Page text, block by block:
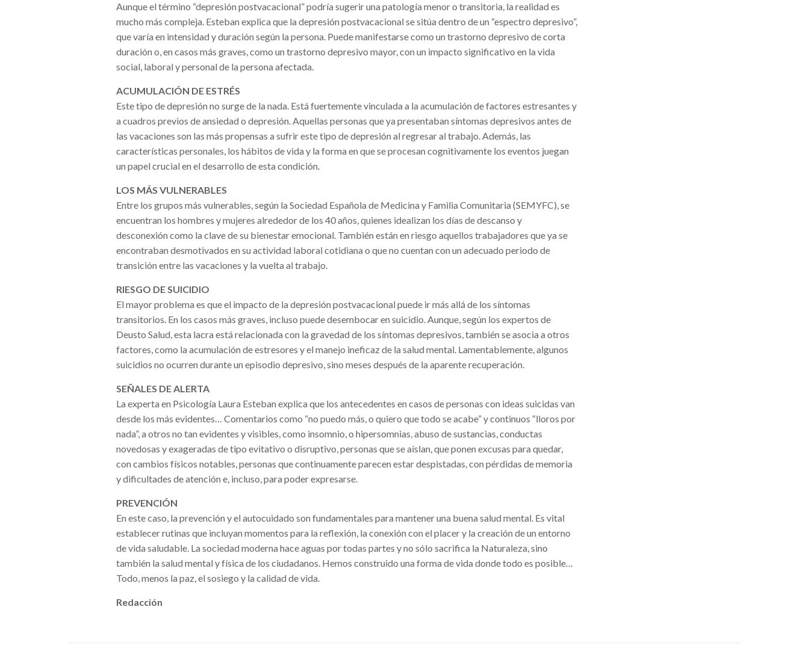
Aunque el término “depresión postvacacional” podría sugerir una patología menor o transitoria, la realidad es
mucho más compleja. Esteban explica que la depresión postvacacional se sitúa dentro de un “espectro depresivo”,
que varía en intensidad y duración según la persona. Puede manifestarse como un trastorno depresivo de corta
duración o, en casos más graves, como un trastorno depresivo mayor, con un impacto significativo en la vida
social, laboral y personal de la persona afectada.
ACUMULACIÓN DE ESTRÉS
Este tipo de depresión no surge de la nada. Está fuertemente vinculada a la acumulación de factores estresantes y
a cuadros previos de ansiedad o depresión. Aquellas personas que ya presentaban síntomas depresivos antes de
las vacaciones son las más propensas a sufrir este tipo de depresión al regresar al trabajo. Además, las
características personales, los hábitos de vida y la forma en que se procesan cognitivamente los eventos juegan
un papel crucial en el desarrollo de esta condición.
LOS MÁS VULNERABLES
Entre los grupos más vulnerables, según la Sociedad Española de Medicina y Familia Comunitaria (SEMYFC), se
encuentran los hombres y mujeres alrededor de los 40 años, quienes idealizan los días de descanso y
desconexión como la clave de su bienestar emocional. También están en riesgo aquellos trabajadores que ya se
encontraban desmotivados en su actividad laboral cotidiana o que no cuentan con un adecuado periodo de
transición entre las vacaciones y la vuelta al trabajo.
RIESGO DE SUICIDIO
El mayor problema es que el impacto de la depresión postvacacional puede ir más allá de los síntomas
transitorios. En los casos más graves, incluso puede desembocar en suicidio. Aunque, según los expertos de
Deusto Salud, esta lacra está relacionada con la gravedad de los síntomas depresivos, también se asocia a otros
factores, como la acumulación de estresores y el manejo ineficaz de la salud mental. Lamentablemente, algunos
suicidios no ocurren durante un episodio depresivo, sino meses después de la aparente recuperación.
SEÑALES DE ALERTA
La experta en Psicología Laura Esteban explica que los antecedentes en casos de personas con ideas suicidas van
desde los más evidentes… Comentarios como “no puedo más, o quiero que todo se acabe” y continuos “lloros por
nada”, a otros no tan evidentes y visibles, como insomnio, o hipersomnias, abuso de sustancias, conductas
novedosas y exageradas de tipo evitativo o disruptivo, personas que se aíslan, que ponen excusas para quedar,
con cambios físicos notables, personas que continuamente parecen estar despistadas, con pérdidas de memoria
y dificultades de atención e, incluso, para poder expresarse.
PREVENCIÓN
En este caso, la prevención y el autocuidado son fundamentales para mantener una buena salud mental. Es vital
establecer rutinas que incluyan momentos para la reflexión, la conexión con el placer y la creación de un entorno
de vida saludable. La sociedad moderna hace aguas por todas partes y no sólo sacrifica la Naturaleza, sino
también la salud mental y física de los ciudadanos. Hemos construido una forma de vida donde todo es posible…
Todo, menos la paz, el sosiego y la calidad de vida.
Redacción